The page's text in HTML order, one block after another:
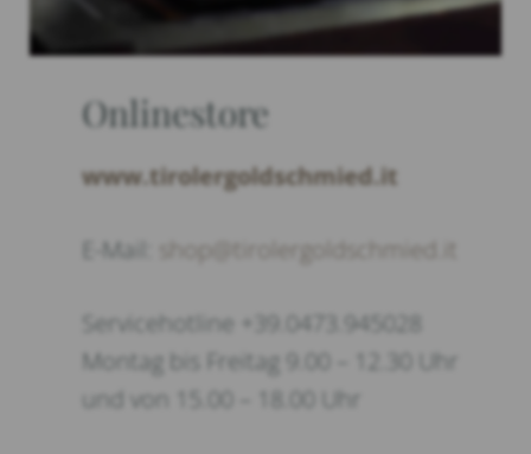
Onlinestore
www.tirolergoldschmied.it
E-Mail: shop@tirolergoldschmied.it
Servicehotline +39.0473.945028
Montag bis Freitag 9.00 – 12.30 Uhr
und von 15.00 – 18.00 Uhr